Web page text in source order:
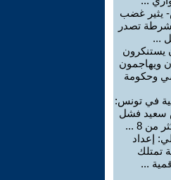
يثير غضب
تصدر
...
يستنكرون
ويهاجمون
وحكومة
في تونس:
سعيد فشل
8 ...
إعداد
تمتلك
...